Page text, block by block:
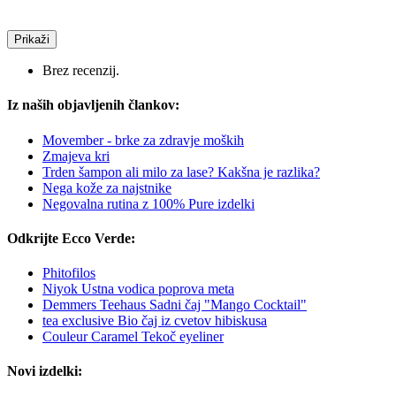
Prikaži
Brez recenzij.
Iz naših objavljenih člankov:
Movember - brke za zdravje moških
Zmajeva kri
Trden šampon ali milo za lase? Kakšna je razlika?
Nega kože za najstnike
Negovalna rutina z 100% Pure izdelki
Odkrijte Ecco Verde:
Phitofilos
Niyok Ustna vodica poprova meta
Demmers Teehaus Sadni čaj "Mango Cocktail"
tea exclusive Bio čaj iz cvetov hibiskusa
Couleur Caramel Tekoč eyeliner
Novi izdelki: